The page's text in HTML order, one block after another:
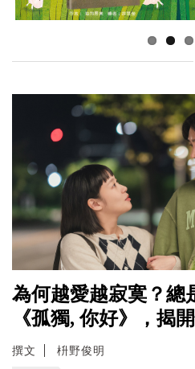
為何越愛越寂寞？總
《孤獨, 你好》，揭
撰文 枡野俊明